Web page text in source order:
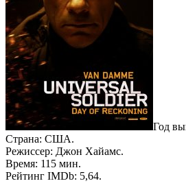
Год
Страна: США.
Режиссер: Джон Хайамс.
Время: 115 мин.
Рейтинг IMDb: 5,64.